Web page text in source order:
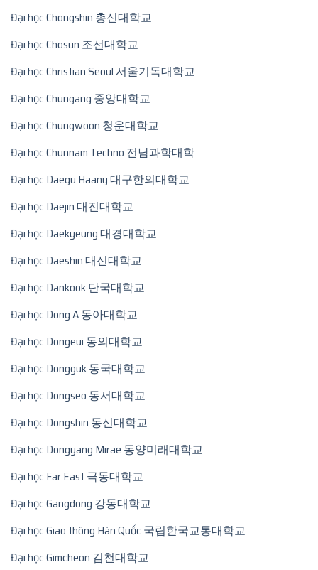
Đại học Chongshin 총신대학교
Đại học Chosun 조선대학교
Đại học Christian Seoul 서울기독대학교
Đại học Chungang 중앙대학교
Đại học Chungwoon 청운대학교
Đại học Chunnam Techno 전남과학대학
Đại học Daegu Haany 대구한의대학교
Đại học Daejin 대진대학교
Đại học Daekyeung 대경대학교
Đại học Daeshin 대신대학교
Đại học Dankook 단국대학교
Đại học Dong A 동아대학교
Đại học Dongeui 동의대학교
Đại học Dongguk 동국대학교
Đại học Dongseo 동서대학교
Đại học Dongshin 동신대학교
Đại học Dongyang Mirae 동양미래대학교
Đại học Far East 극동대학교
Đại học Gangdong 강동대학교
Đại học Giao thông Hàn Quốc 국립한국교통대학교
Đại học Gimcheon 김천대학교